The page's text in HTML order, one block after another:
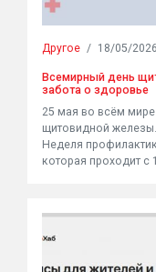
Другое / 18/05/
Всемирный день
забота о здоровье
25 мая во всём
щитовидной
Неделя
которая проходит с